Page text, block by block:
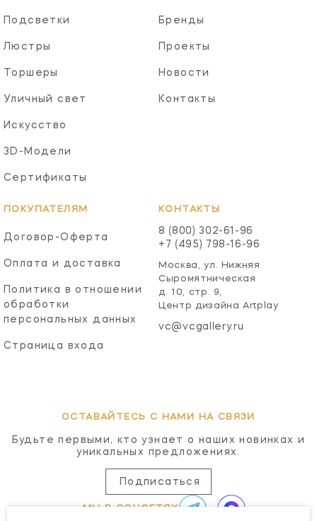
Подсветки
Люстры
Торшеры
Уличный свет
Искусство
3D-Модели
Сертификаты
Бренды
Проекты
Новости
Контакты
ПОКУПАТЕЛЯМ
Договор-Оферта
Оплата и доставка
Политика в отношении
обработки
персональных данных
Страница входа
КОНТАКТЫ
8 (800) 302-61-96
+7 (495) 798-16-96
Москва, ул. Нижняя
Сыромятническая
д. 10, стр. 9,
Центр дизайна Artplay
vc@vcgallery.ru
ОСТАВАЙТЕСЬ С НАМИ НА СВЯЗИ
Будьте первыми, кто узнает о наших новинках и
уникальных предложениях.
Подписаться
МЫ В СОЦСЕТЯХ